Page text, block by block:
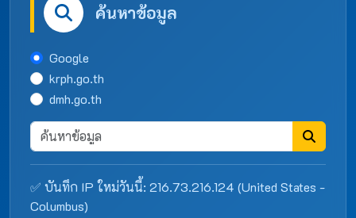
ค้นหาข้อมูล
Google
krph.go.th
dmh.go.th
✅ บันทึก IP ใหม่วันนี้: 216.73.216.124 (United States -
Columbus)